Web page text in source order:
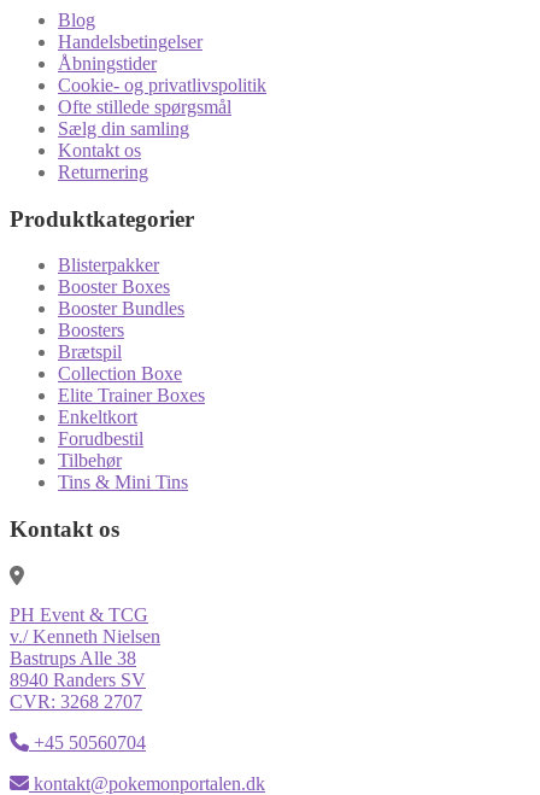
Blog
Handelsbetingelser
Åbningstider
Cookie- og privatlivspolitik
Ofte stillede spørgsmål
Sælg din samling
Kontakt os
Returnering
Produktkategorier
Blisterpakker
Booster Boxes
Booster Bundles
Boosters
Brætspil
Collection Boxe
Elite Trainer Boxes
Enkeltkort
Forudbestil
Tilbehør
Tins & Mini Tins
Kontakt os
PH Event & TCG
v./ Kenneth Nielsen
Bastrups Alle 38
8940 Randers SV
CVR: 3268 2707
+45 50560704
kontakt@pokemonportalen.dk